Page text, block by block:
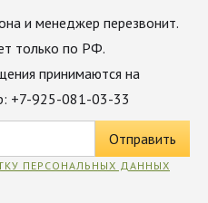
и менеджер перезвонит.
только по РФ.
принимаются на
+7-925-081-03-33
ПЕРСОНАЛЬНЫХ ДАННЫХ